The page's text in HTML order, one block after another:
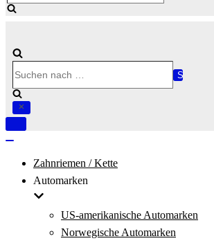
nach …
Navigation
Zahnriemen / Kette
Automarken
US-amerikanische Automarken
Norwegische Automarken